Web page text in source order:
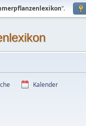
“.
Kalender